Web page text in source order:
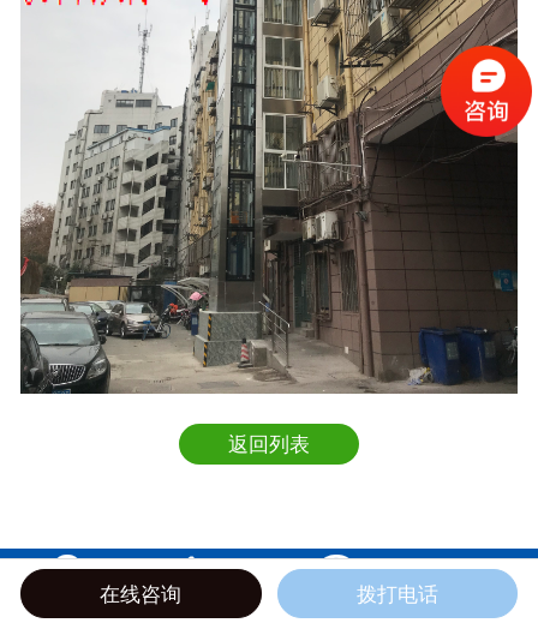
联系我们
返回列表
   
在线咨询 拨打电话